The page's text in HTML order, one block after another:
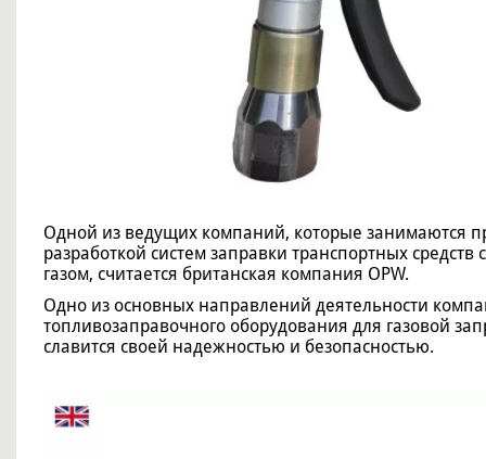
Одной из ведущих компаний, которые занимаются
разработкой систем заправки транспортных
газом, считается британская компания OPW.
Одно из основных направлений деятельности
топливозаправочного оборудования для газовой
славится своей надежностью и безопасностью.